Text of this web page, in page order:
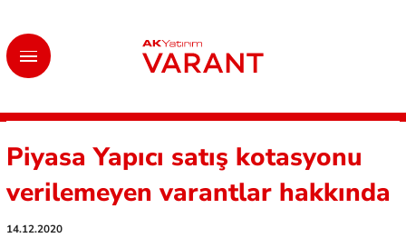
Piyasa Yapıcı satış kotasyonu
verilemeyen varantlar hakkında
14.12.2020